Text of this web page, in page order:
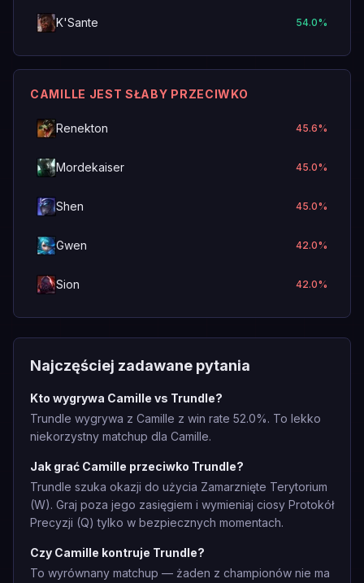
K'Sante 54.0%
CAMILLE JEST SŁABY PRZECIWKO
Renekton 45.6%
Mordekaiser 45.0%
Shen 45.0%
Gwen 42.0%
Sion 42.0%
Najczęściej zadawane pytania
Kto wygrywa Camille vs Trundle?
Trundle wygrywa z Camille z win rate 52.0%. To lekko
niekorzystny matchup dla Camille.
Jak grać Camille przeciwko Trundle?
Trundle szuka okazji do użycia Zamarznięte Terytorium
(W). Graj poza jego zasięgiem i wymieniaj ciosy Protokół
Precyzji (Q) tylko w bezpiecznych momentach.
Czy Camille kontruje Trundle?
To wyrównany matchup — żaden z championów nie ma